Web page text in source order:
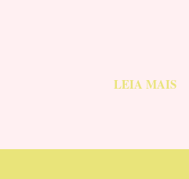
LEIA MAIS